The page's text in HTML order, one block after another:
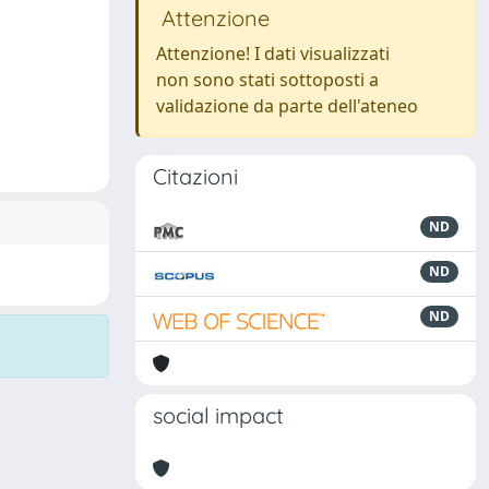
Attenzione
Attenzione! I dati visualizzati
non sono stati sottoposti a
validazione da parte dell'ateneo
Citazioni
ND
ND
ND
social impact